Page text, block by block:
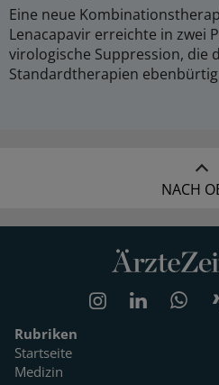
Eine neue
Lenacapavir erreichte in zwei
virologische Suppression, die
Standardtherapien
NACH
Rubriken
Startseite
Medizin